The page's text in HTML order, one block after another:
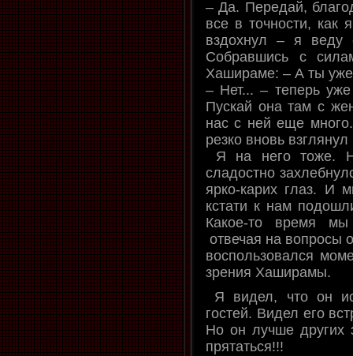
– Да. Передай,
все в точности, как
вздохнул – я веду
Собравшись с
Хашираме: – А ты
– Нет... – теперь
Пускай она там с
нас с ней еще
резко вновь
Я на него тоже.
сладостно
ярко-карих глаз. И
кстати к нам
Какое-то время
отвечая на вопросы
воспользовался
зрения Хаширамы.
Я видел, что он
гостей. Видел его
Но он лучше других
прятаться!!!